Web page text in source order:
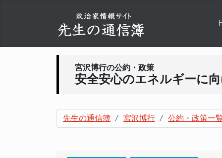
宮沢博行の公約・政策
安全安心のエネルギーに
先生の通信簿 宮沢博行 公約・政策一